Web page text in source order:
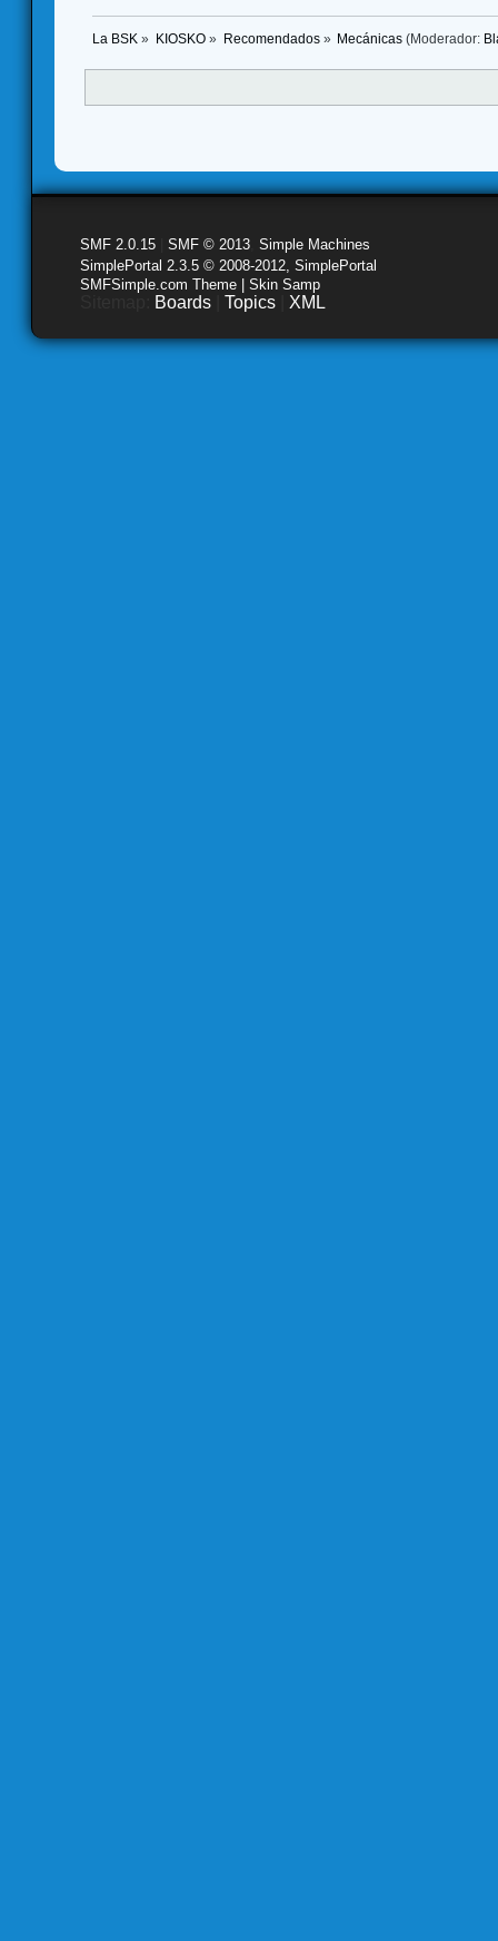
La BSK » KIOSKO» Recomendados» Mecánicas (Moderador:
SMF 2.0.15 SMF © 2013 Simple Machines
SimplePortal 2.3.5 © 2008-2012, SimplePortal
SMFSimple.com Theme | Skin Samp
Boards Topics XML